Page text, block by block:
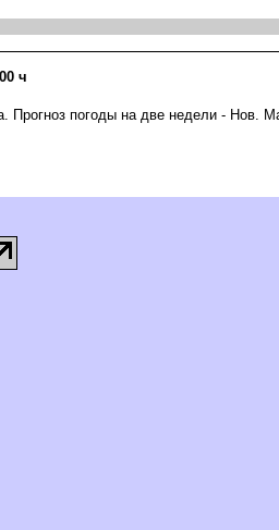
ч
Прогноз погоды на две недели - Нов.